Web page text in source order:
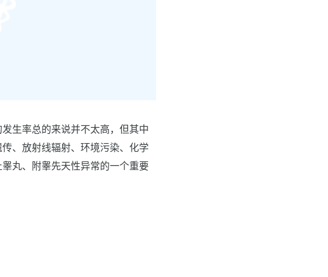
生率总的来说并不太高，但其中
、放射线辐射、环境污染、化学
丸、附睾先天性异常的一个重要